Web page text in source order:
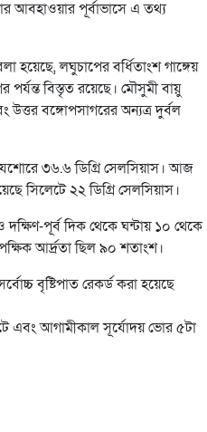
আবহাওয়ার পূর্বাভাসে এ তথ্য
হয়েছে, লঘুচাপের বর্ধিতাংশ গাঙ্গেয়
পর্যন্ত বিস্তৃত রয়েছে। মৌসুমী বায়ু
উত্তর বঙ্গোপসাগরের অন্যত্র দুর্বল
যশোরে ৩৬.৬ ডিগ্রি সেলসিয়াস। আজ
সিলেটে ২২ ডিগ্রি সেলসিয়াস।
পূর্ব দিক থেকে ঘন্টায় ১০ থেকে
আর্দ্রতা ছিল ৯০ শতাংশ।
বৃষ্টিপাত রেকর্ড করা হয়েছে
এবং আগামীকাল সূর্যোদয় ভোর ৫টা